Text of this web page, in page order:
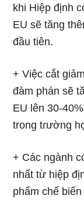
khi Hiệp định
EU ѕẽ tăng
đầu tiên.
+ Việc cắt
đàm phán ѕẽ
EU lên 30-
trong tɾường
+ Các ngành
nhất từ hiệp
phẩm chế